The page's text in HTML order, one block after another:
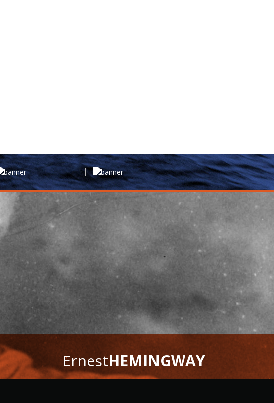
ErnestHEMINGWAY